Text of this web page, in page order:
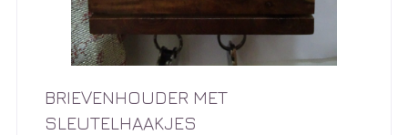
BRIEVENHOUDER MET
SLEUTELHAAKJES